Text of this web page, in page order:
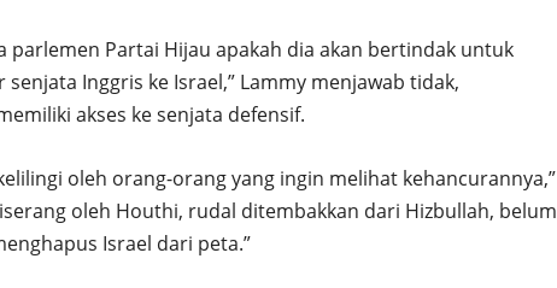
parlemen Partai Hijau apakah dia akan bertindak untuk
Inggris ke Israel,” Lammy menjawab tidak,
akses ke senjata defensif.
oleh orang-orang yang ingin melihat kehancurannya,”
oleh Houthi, rudal ditembakkan dari Hizbullah, belum
Israel dari peta.”